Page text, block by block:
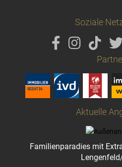
Soziale
Aktuelle
Familienparadies mit